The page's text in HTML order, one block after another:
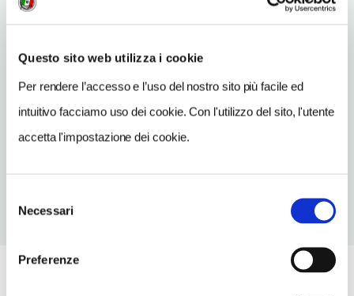
Questo sito web utilizza i cookie
Per rendere l’accesso e l’uso del nostro sito più facile ed
intuitivo facciamo uso dei cookie. Con l'utilizzo del sito, l'utente
accetta l'impostazione dei cookie.
delNecessari
Preferenze
goggl@ana-hotels.com
TELEFONO
NUMERO CAMERE